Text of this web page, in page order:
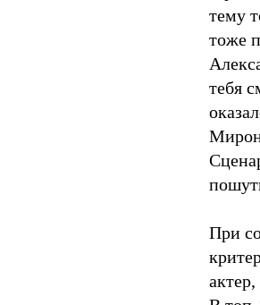
тему
тоже
тебя
При